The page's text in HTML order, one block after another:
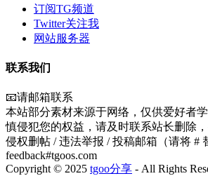
订阅TG频道
Twitter关注我
网站服务器
联系我们
📧请邮箱联系
本站部分素材来源于网络，仅供爱好者
慎侵犯您的权益，请及时联系站长删除，
侵权删帖 / 违法举报 / 投稿邮箱（请将 #
feedback#tgoos.com
Copyright © 2025 tgoo分享 - All Rights